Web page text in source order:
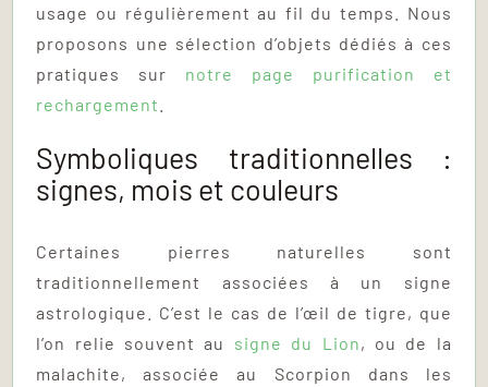
usage ou régulièrement au fil du temps. Nous
proposons une sélection d’objets dédiés à ces
pratiques sur notre page purification et
rechargement
Symboliques traditionnelles :
signes, mois et couleurs
Certaines pierres naturelles sont
traditionnellement associées à un signe
astrologique. C’est le cas de l’œil de tigre, que
l’on relie souvent au signe du Lion, ou de la
malachite, associée au Scorpion dans les